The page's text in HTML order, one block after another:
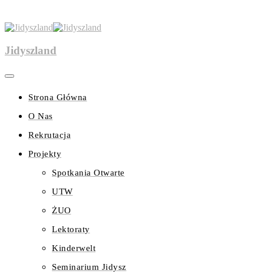
Jidyszland
Strona Główna
O Nas
Rekrutacja
Projekty
Spotkania Otwarte
UTW
ŻUO
Lektoraty
Kinderwelt
Seminarium Jidysz